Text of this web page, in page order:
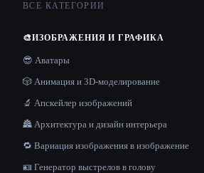
ВСЕ КАТЕГОРИИ
🎨ИЗОБРАЖЕНИЯ И ГРАФИКА
😎 Аватары
🎲 Анимация и 3D-моделирование
🔬 Апскейлер изображений
🏯 Архитектура и дизайн интерьера
🔁 Вариация изображения в изображение
🪪 Генератор выстрелов в голову